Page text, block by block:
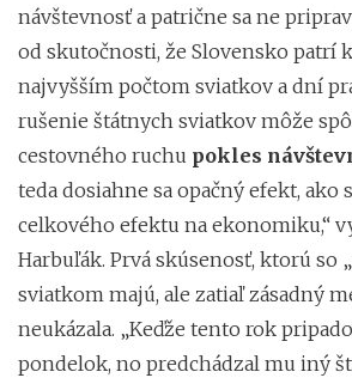
návštevnosť a patrične sa ne
od skutočnosti, že Slovensko patrí
najvyšším počtom sviatkov a dní
rušenie štátnych sviatkov môže
cestovného ruchu pokles
teda dosiahne sa opačný efekt, ako
celkového efektu na ekonomiku,“
Harbuľák. Prvá skúsenosť, ktorú so
sviatkom majú, ale zatiaľ zásadný
neukázala. „Keďže tento rok
pondelok, no predchádzal mu iný